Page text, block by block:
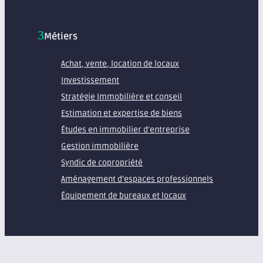
Métiers
Achat, vente, location de locaux
Investissement
Stratégie Immobilière et conseil
Estimation et expertise de biens
Études en immobilier d’entreprise
Gestion immobilière
Syndic de copropriété
Aménagement d’espaces professionnels
Équipement de bureaux et locaux